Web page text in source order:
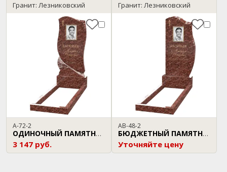
Гранит: Лезниковский
A-72-2
ОДИНОЧНЫЙ ПАМЯТНИК
3 147 руб.
Гранит: Лезниковский
AB-48-2
БЮДЖЕТНЫЙ ПАМЯТНИК
Уточняйте цену